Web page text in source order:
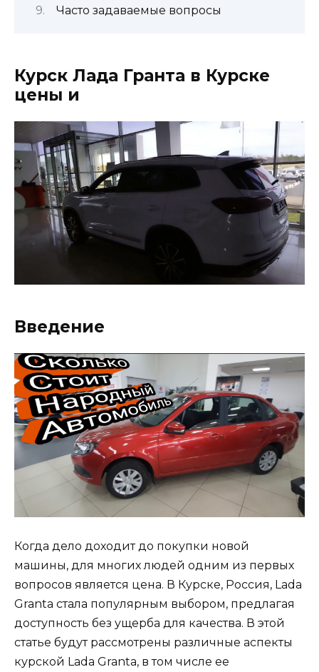
Часто задаваемые вопросы
Курск Лада Гранта в Курске
цены и
Введение
Когда дело доходит до покупки новой
машины, для многих людей одним из первых
вопросов является цена. В Курске, Россия, Lada
Granta стала популярным выбором, предлагая
доступность без ущерба для качества. В этой
статье будут рассмотрены различные аспекты
курской Lada Granta, в том числе ее